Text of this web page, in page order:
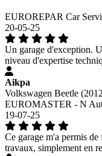
EUROREPAR Car
20-05-25
Un garage d'exception.
niveau d'expertise
Aikpa
Volkswagen Beetle
EUROMASTER - N
19-07-25
Ce garage m'a permis
travaux, simplement en